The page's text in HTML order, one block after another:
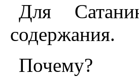
Для
содержания.
Почему?